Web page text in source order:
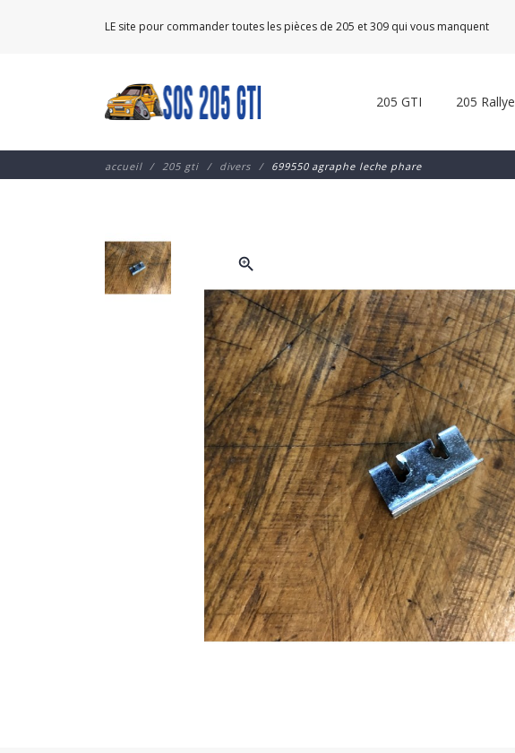
LE site pour commander toutes les pièces de 205 et 309 qui vous manquent
205 GTI 205 Rallye
accueil 205 gti divers 699550 agraphe leche phare
zoom_in